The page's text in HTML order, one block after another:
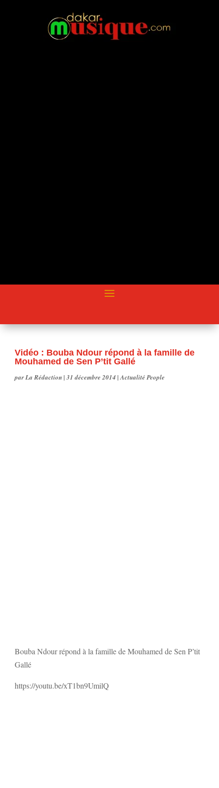
Vidéo : Bouba Ndour répond à la famille de
Mouhamed de Sen P’tit Gallé
parLa Rédaction| 31 décembre 2014|Actualité People
Bouba Ndour répond à la famille de Mouhamed de Sen P’tit
Gallé
https://youtu.be/xT1bn9UmilQ